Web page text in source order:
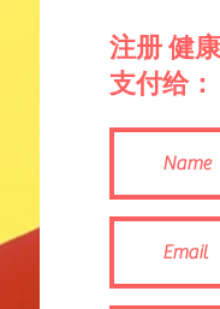
注册 健
支付给：